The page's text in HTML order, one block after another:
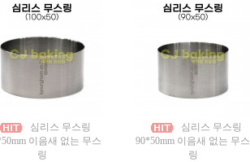
심리스 무스링
이음새 없는 무스
링
심리스 무스링
90*50mm 이음새 없는 무스
링